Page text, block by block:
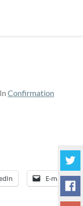
In Confirmation
E-mail